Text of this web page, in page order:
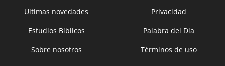
Ultimas novedades
Privacidad
Estudios Bíblicos
Palabra del Día
Sobre nosotros
Términos de uso